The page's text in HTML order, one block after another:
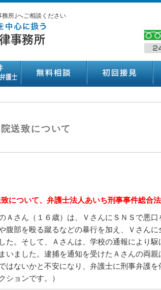
所｣へご相談ください
送致について
について、弁護士法人あいち刑事事件総合
Ａさん（１６歳）は、ＶさんにＳＮＳで悪
腹部を殴る蹴るなどの暴行を加え、Ｖさん
た。そして、Ａさんは、学校の通報により
いました。逮捕を通知を受けたＡさんの両
はないかと不安になり、弁護士に刑事弁護を
ションです。）